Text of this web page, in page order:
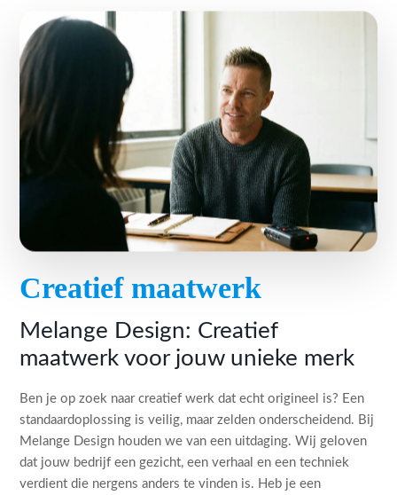
Creatief maatwerk
Melange Design: Creatief
maatwerk voor jouw unieke merk
Ben je op zoek naar creatief werk dat echt origineel is? Een
standaardoplossing is veilig, maar zelden onderscheidend. Bij
Melange Design houden we van een uitdaging. Wij geloven
dat jouw bedrijf een gezicht, een verhaal en een techniek
verdient die nergens anders te vinden is. Heb je een